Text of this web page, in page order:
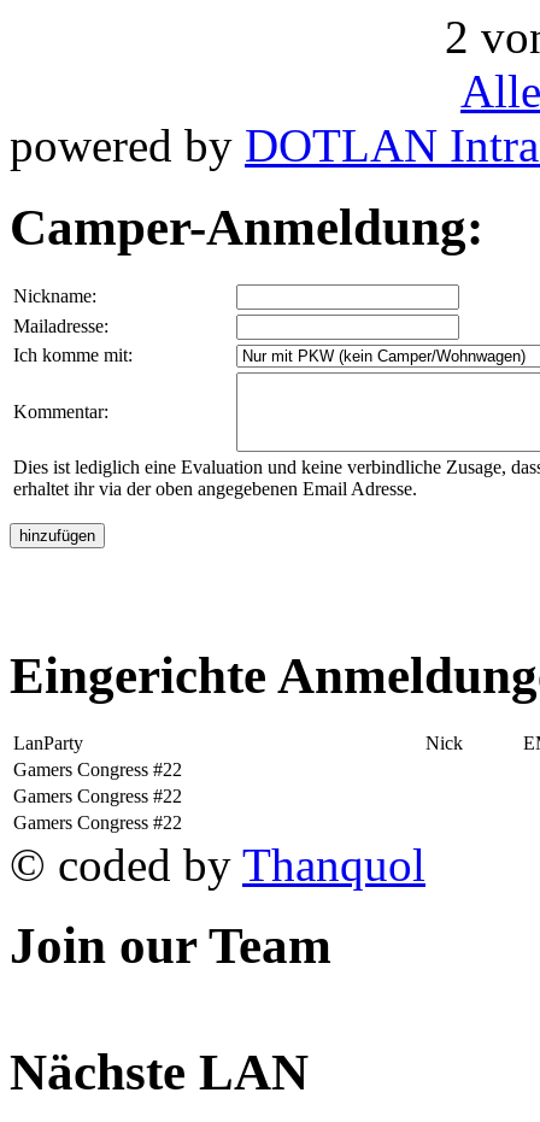
2
powered by DOTLAN
Camper-Anmeldung:
Nickname:
Mailadresse:
Ich komme mit:
Kommentar:
Dies ist lediglich eine Evaluation und keine verbindliche Zusage,
erhaltet ihr via der oben angegebenen Email Adresse.
Eingerichte
LanParty Nick
Gamers Congress #22
Gamers Congress #22
Gamers Congress #22
© coded by Thanquol
Join our Team
Nächste LAN